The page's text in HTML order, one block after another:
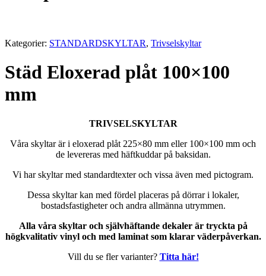
Kategorier: STANDARDSKYLTAR, Trivselskyltar
Städ Eloxerad plåt 100×100
mm
TRIVSELSKYLTAR
Våra skyltar är i eloxerad plåt 225×80 mm eller 100×100 mm och
de levereras med häftkuddar på baksidan.
Vi har skyltar med standardtexter och vissa även med pictogram.
Dessa skyltar kan med fördel placeras på dörrar i lokaler,
bostadsfastigheter och andra allmänna utrymmen.
Alla våra skyltar och självhäftande dekaler är tryckta på
högkvalitativ vinyl och med laminat som klarar väderpåverkan.
Vill du se fler varianter? Titta här!